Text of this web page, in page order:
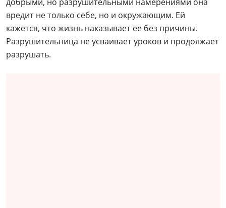
вредит не только себе, но и окружающим. Ей
кажется, что жизнь наказывает ее без причины.
Разрушительница не усваивает уроков и продолжает
разрушать.